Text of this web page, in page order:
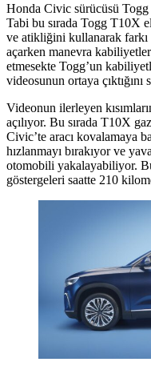
Honda Civic sürücüsü Togg
Tabi bu sırada Togg T10X
ve atikliğini kullanarak farkı
açarken manevra
etmesekte Togg’un
videosunun ortaya
Videonun ilerleyen
açılıyor. Bu sırada T10X
Civic’te aracı kovalamaya
hızlanmayı bırakıyor ve
otomobili yakalayabiliyor.
göstergeleri saatte 210